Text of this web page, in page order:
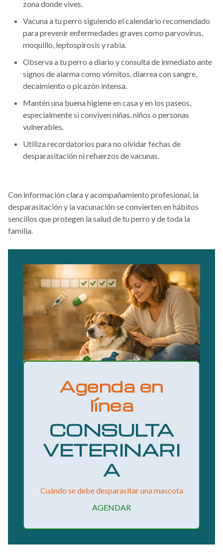
zona donde vives.
Vacuna a tu perro siguiendo el calendario recomendado
para prevenir enfermedades graves como parvovirus,
moquillo, leptospirosis y rabia.
Observa a tu perro a diario y consulta de inmediato ante
signos de alarma como vómitos, diarrea con sangre,
decaimiento o picazón intensa.
Mantén una buena higiene en casa y en los paseos,
especialmente si conviven niñas, niños o personas
vulnerables.
Utiliza recordatorios para no olvidar fechas de
desparasitación ni refuerzos de vacunas.
Con información clara y acompañamiento profesional, la
desparasitación y la vacunación se convierten en hábitos
sencillos que protegen la salud de tu perro y de toda la
familia.
Agenda en
línea
CONSULTA
VETERINARI
A
Cuándo se debe desparasitar una mascota
AGENDAR